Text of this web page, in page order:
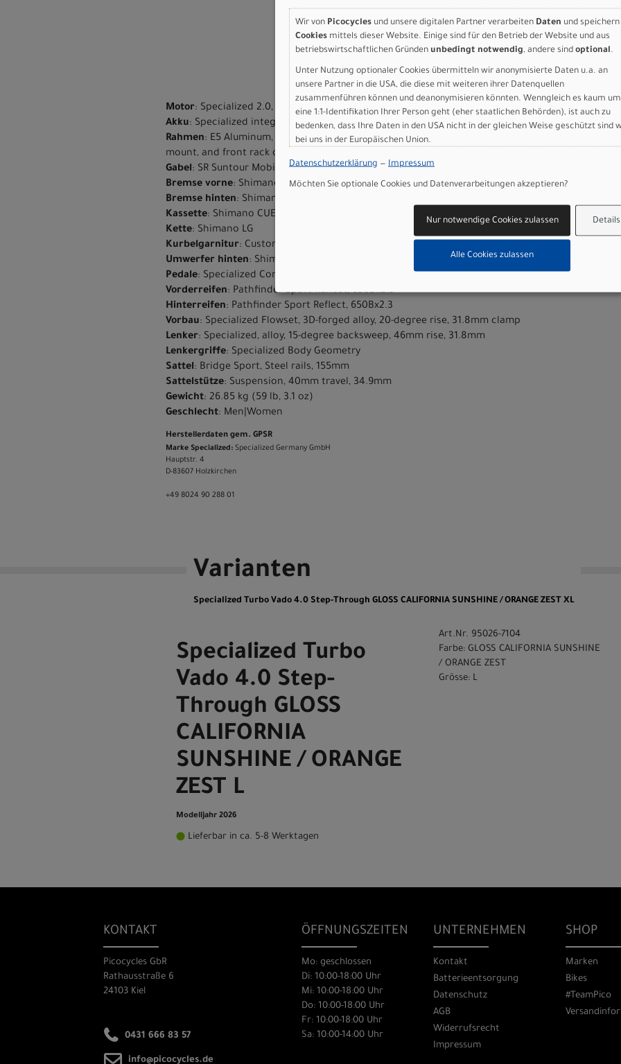
Motor: Specialized 2.0, 70Nm torque, custom tuned motor, 250W nominal
Akku: Specialized integrated battery, state of charge display, 710Wh, UL
Rahmen: E5 Aluminum, mid-drive motor, fully integrated & lockable downtube battery, internal
mount, and front rack compatible
Gabel: SR Suntour MobieA32, 80mm travel, lockout, fender-mounts, integrated light mount
Bremse vorne: Shimano BR-MT200, hydraulic disc, 180mm
Bremse hinten: Shimano BR-MT200, hydraulic disc, 180mm
Kassette: Shimano CUES 9-speed, 11-41t
Kette: Shimano LG
Kurbelgarnitur: Custom alloy forged crankarms
Umwerfer hinten: Shimano CUES 9-Speed
Pedale: Specialized Commuter w/ grip tape & reflectors
Vorderreifen: Pathfinder Sport Reflect, 650Bx2.3
Hinterreifen: Pathfinder Sport Reflect, 650Bx2.3
Vorbau: Specialized Flowset, 3D-forged alloy, 20-degree rise, 31.8mm clamp
Lenker: Specialized, alloy, 15-degree backsweep, 46mm rise, 31.8mm
Lenkergriffe: Specialized Body Geometry
Sattel: Bridge Sport, Steel rails, 155mm
Sattelstütze: Suspension, 40mm travel, 34.9mm
Gewicht: 26.85 kg (59 lb, 3.1 oz)
Geschlecht: Men|Women
Herstellerdaten gem. GPSR
Marke Specialized: Specialized Germany GmbH
Hauptstr. 4
D-83607 Holzkirchen
+49 8024 90 288 01
Varianten
Specialized Turbo Vado 4.0 Step-Through GLOSS CALIFORNIA SUNSHINE / ORANGE ZEST XL
Specialized Turbo
Vado 4.0 Step-
Through GLOSS
CALIFORNIA
SUNSHINE / ORANGE
ZEST L
Modelljahr 2026
Lieferbar in ca. 5-8 Werktagen
Art.Nr. 95026-7104
Farbe: GLOSS CALIFORNIA SUNSHINE
/ ORANGE ZEST
Grösse: L
KONTAKT
Picocycles GbR
Rathausstraße 6
24103 Kiel
0431 666 83 57
info@picocycles.de
ÖFFNUNGSZEITEN
Mo: geschlossen
Di: 10:00-18:00 Uhr
Mi: 10:00-18:00 Uhr
Do: 10:00-18:00 Uhr
Fr: 10:00-18:00 Uhr
Sa: 10:00-14:00 Uhr
UNTERNEHMEN
Kontakt
Batterieentsorgung
Datenschutz
AGB
Widerrufsrecht
Impressum
SHOP
Marken
Bikes
#TeamPico
Wir von Picocycles und unsere digitalen Partner verarbeiten Daten und speichern
Cookies mittels dieser Website. Einige sind für den Betrieb der Website und aus
betriebswirtschaftlichen Gründen unbedingt notwendig, andere sind optional.
Unter Nutzung optionaler Cookies übermitteln wir anonymisierte Daten u.a. an
unsere Partner in die USA, die diese mit weiteren ihrer Datenquellen
zusammenführen können und deanonymisieren könnten. Wenngleich es kaum um
eine 1:1-Identifikation Ihrer Person geht (eher staatlichen Behörden), ist auch zu
bedenken, dass Ihre Daten in den USA nicht in der gleichen Weise geschützt sind
bei uns in der Europäischen Union.
Datenschutzerklärung — Impressum
Möchten Sie optionale Cookies und Datenverarbeitungen akzeptieren?
Details
Nur notwendige Cookies zulassen
Alle Cookies zulassen